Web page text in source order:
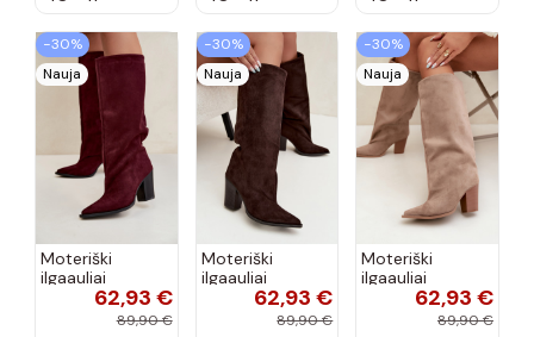
−30%
Nauja
Moteriški
ilgaauliai
įsispiriami su
kulniukais iš
62,93 €
89,90 €
−30%
Nauja
Moteriški
ilgaauliai
įsispiriami su
kulniukais iš
62,93 €
89,90 €
−30%
Nauja
Moteriški
ilgaauliai
įsispiriami su
kulniukais iš
62,93 €
89,90 €